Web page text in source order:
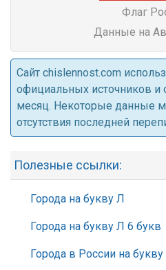
Флаг
Данные на
Cайт chislennost.com
официальных источников и
месяц. Некоторые данные
отсутствия последней
Полезные ссылки:
Города на букву Л
Города на букву Л 6 букв
Города в России на